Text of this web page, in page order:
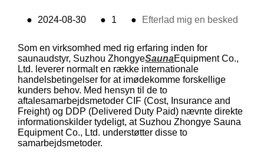
● 2024-08-30 ● 1 ● Efterlad mig en besked
Som en virksomhed med rig erfaring inden for
saunaudstyr, Suzhou ZhongyeSaunaEquipment Co.,
Ltd. leverer normalt en række internationale
handelsbetingelser for at imødekomme forskellige
kunders behov. Med hensyn til de to
aftalesamarbejdsmetoder CIF (Cost, Insurance and
Freight) og DDP (Delivered Duty Paid) nævnte direkte
informationskilder tydeligt, at Suzhou Zhongye Sauna
Equipment Co., Ltd. understøtter disse to
samarbejdsmetoder.